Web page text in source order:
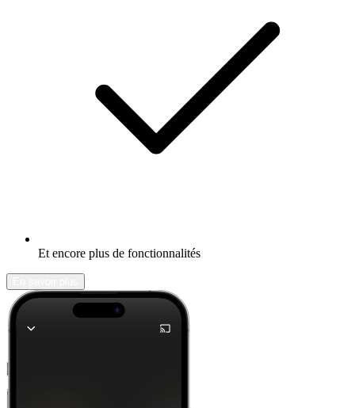
Et encore plus de fonctionnalités